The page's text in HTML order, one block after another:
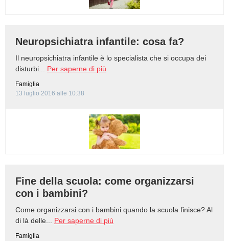
Neuropsichiatra infantile: cosa fa?
Il neuropsichiatra infantile è lo specialista che si occupa dei
disturbi... Per saperne di più
Famiglia
13 luglio 2016 alle 10:38
Fine della scuola: come organizzarsi
con i bambini?
Come organizzarsi con i bambini quando la scuola finisce? Al
di là delle... Per saperne di più
Famiglia